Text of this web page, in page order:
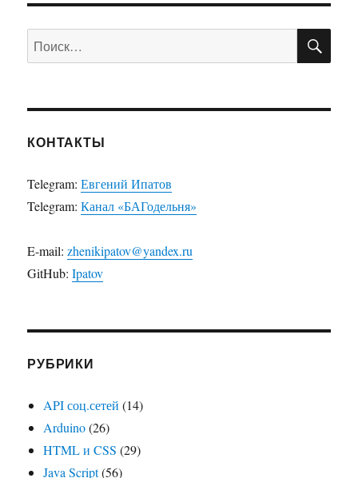
Искать:
КОНТАКТЫ
Telegram:Евгений Ипатов
Telegram:Канал «БАГодельня»
E-mail:zhenikipatov@yandex.ru
GitHub:Ipatov
РУБРИКИ
API соц.сетей (14)
Arduino(26)
HTML и CSS (29)
Java Script(56)